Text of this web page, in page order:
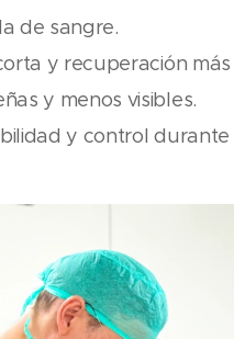
de sangre.
y recuperación
y menos visibles.
y control durante